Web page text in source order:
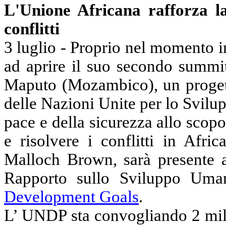
L'Unione Africana rafforza
conflitti
3 luglio - Proprio nel momento
ad aprire il suo secondo
Maputo (Mozambico), un
delle Nazioni Unite per lo
pace e della sicurezza allo
e risolvere i conflitti in
Malloch Brown, sarà
Rapporto sullo Sviluppo
Development Goals.
L’ UNDP sta convogliando 2